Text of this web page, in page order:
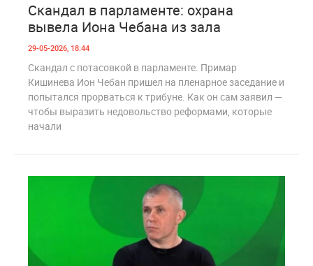
Скандал в парламенте: охрана
вывела Иона Чебана из зала
29-05-2026, 18:44
Скандал с потасовкой в парламенте. Примар
Кишинева Ион Чебан пришел на пленарное заседание и
попытался прорваться к трибуне. Как он сам заявил —
чтобы выразить недовольство реформами, которые
начали